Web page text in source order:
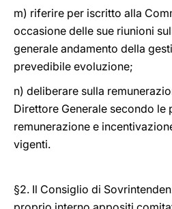
m) riferire per iscritto alla
occasione delle sue riunioni
generale andamento della
prevedibile evoluzione;
n) deliberare sulla
Direttore Generale secondo le
remunerazione e
vigenti.
§2. Il Consiglio di